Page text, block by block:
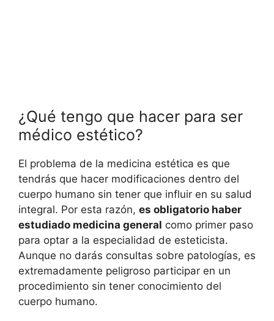
¿Qué tengo que hacer para ser
médico estético?
El problema de la medicina estética es que
tendrás que hacer modificaciones dentro del
cuerpo humano sin tener que influir en su salud
integral. Por esta razón, es obligatorio haber
estudiado medicina general como primer paso
para optar a la especialidad de esteticista.
Aunque no darás consultas sobre patologías, es
extremadamente peligroso participar en un
procedimiento sin tener conocimiento del
cuerpo humano.